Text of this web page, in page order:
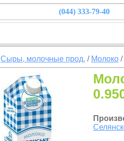
(044) 333-79-40
Сыры, молочные прод. / Молоко /